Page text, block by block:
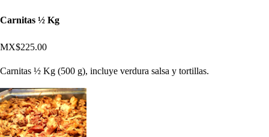
Carnitas ½ Kg
MX$225.00
Carnitas ½ Kg (500 g), incluye verdura salsa y tortillas.